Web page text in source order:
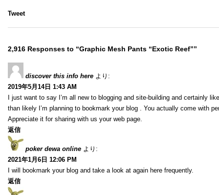
Tweet
2,916 Responses to “Graphic Mesh Pants “Exotic Reef””
discover this info here より:
2019年5月14日 1:43 AM
I just want to say I’m all new to blogging and site-building and certainly
than likely I’m planning to bookmark your blog . You actually come with
Appreciate it for sharing with us your web page.
返信
poker dewa online より:
2021年1月6日 12:06 PM
I will bookmark your blog and take a look at again here frequently.
返信